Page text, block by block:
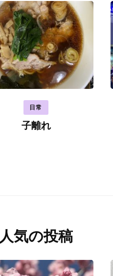
日常
子離れ
人気の投稿